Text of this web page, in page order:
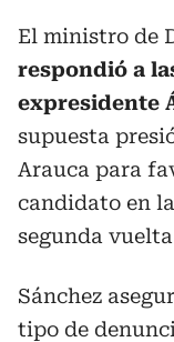
El ministro de
respondió a
expresidente
supuesta
Arauca para
candidato en
segunda
Sánchez
tipo de